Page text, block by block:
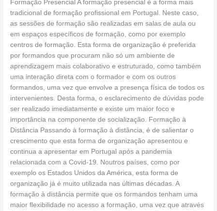
Formação Presencial A formação presencial é a forma mais
tradicional de formação profissional em Portugal. Neste caso,
as sessões de formação são realizadas em salas de aula ou
em espaços específicos de formação, como por exemplo
centros de formação. Esta forma de organização é preferida
por formandos que procuram não só um ambiente de
aprendizagem mais colaborativo e estruturado, como também
uma interação direta com o formador e com os outros
formandos, uma vez que envolve a presença física de todos os
intervenientes. Desta forma, o esclarecimento de dúvidas pode
ser realizado imediatamente e existe um maior foco e
importância na componente de socialização. Formação à
Distância Passando à formação à distância, é de salientar o
crescimento que esta forma de organização apresentou e
continua a apresentar em Portugal após a pandemia
relacionada com a Covid-19. Noutros países, como por
exemplo os Estados Unidos da América, esta forma de
organização já é muito utilizada nas últimas décadas. A
formação à distância permite que os formandos tenham uma
maior flexibilidade no acesso a formação, uma vez que através